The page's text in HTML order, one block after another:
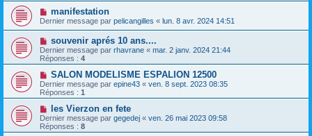
manifestation
Dernier message par pelicangilles « lun. 8 avr. 2024 14:51
souvenir aprés 10 ans....
Dernier message par rhavrane « mar. 2 janv. 2024 21:44
Réponses : 4
SALON MODELISME ESPALION 12500
Dernier message par epine43 « ven. 8 sept. 2023 08:35
Réponses : 1
les Vierzon en fete
Dernier message par gegedej « ven. 26 mai 2023 09:58
Réponses : 8